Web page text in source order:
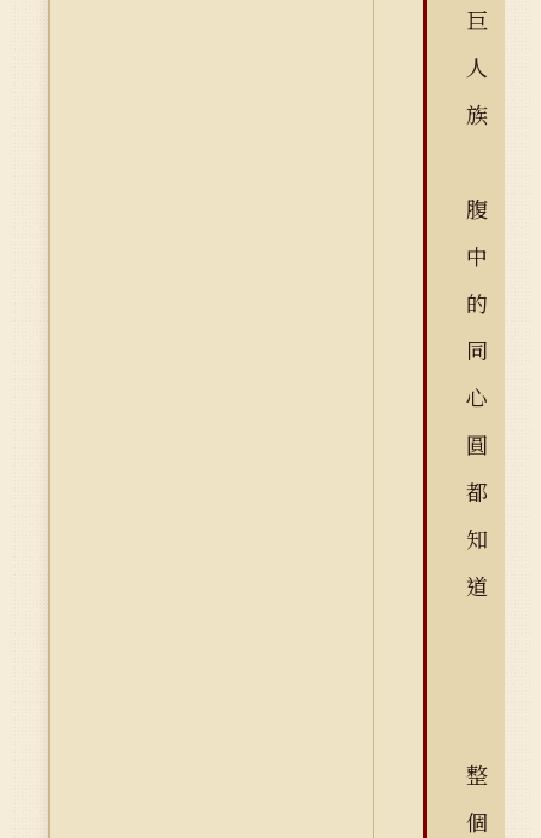
巨
人
族
腹
中
的
同
心
圓
都
知
道
整
個